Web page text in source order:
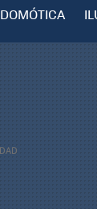
DOMÓTICA